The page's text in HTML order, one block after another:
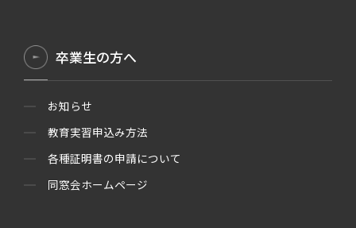
卒業生の方へ
お知らせ
教育実習申込み方法
各種証明書の申請について
同窓会ホームページ